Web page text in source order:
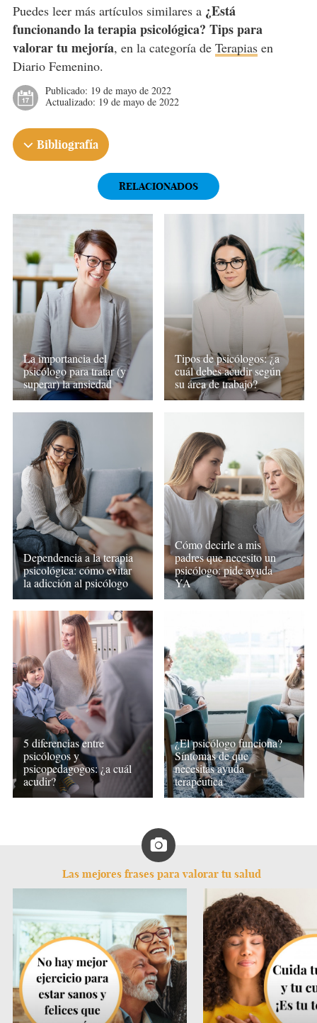
Puedes leer más artículos similares a ¿Está
funcionando la terapia psicológica? Tips para
valorar tu mejoría, en la categoría de Terapiasen
Diario Femenino.
Publicado: 19 de mayo de 2022
Actualizado: 19 de mayo de 2022
Bibliografía
RELACIONADOS
La importancia del
psicólogo para tratar (y
superar) la ansiedad
Tipos de psicólogos: ¿a
cuál debes acudir según
su área de trabajo?
Dependencia a la terapia
psicológica: cómo evitar
la adicción al psicólogo
Cómo decirle a mis
padres que necesito un
psicólogo: pide ayuda
YA
5 diferencias entre
psicólogos y
psicopedagogos: ¿a cuál
acudir?
¿El psicólogo funciona?
Síntomas de que
necesitas ayuda
terapéutica
Las mejores frases para valorar tu salud